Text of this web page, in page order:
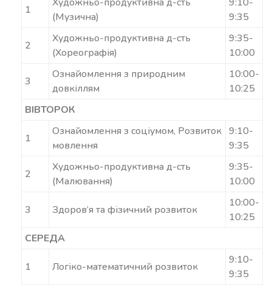
1
Художньо-продуктивна д-сть
(Музична)
9:10-
9:35
2
Художньо-продуктивна д-сть
(Хореографія)
9:35-
10:00
3
Ознайомлення з природним
довкіллям
10:00-
10:25
ВІВТОРОК
1
Ознайомлення з соціумом, Розвиток
мовлення
9:10-
9:35
2
Художньо-продуктивна д-сть
(Малювання)
9:35-
10:00
3 Здоров’я та фізичний розвиток
10:00-
10:25
СЕРЕДА
1 Логіко-математичний розвиток
9:10-
9:35